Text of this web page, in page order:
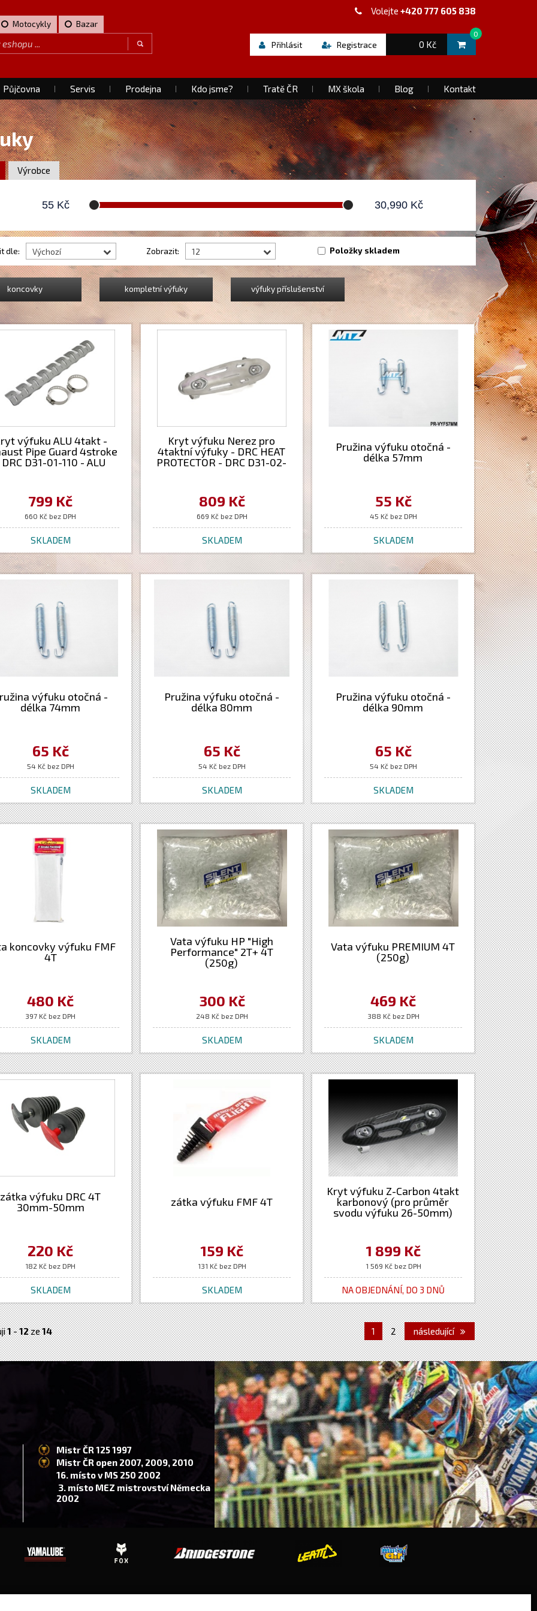
Volejte +420 777 605 838
Motocykly Bazar
0 Kč
0
Přihlásit Registrace
Půjčovna Servis Prodejna Kdo jsme? Tratě ČR MX škola Blog Kontakt
Výrobce
55 Kč 30,990Kč
dle: Výchozí Zobrazit: 12 Položky skladem
koncovky kompletní výfuky výfuky příslušenství
výfuku ALU 4takt -
Pipe Guard 4stroke
D31-01-110 - ALU
799 Kč
660 Kč bez DPH
SKLADEM
Kryt výfuku Nerez pro
4taktní výfuky - DRC HEAT
PROTECTOR - DRC D31-02-
809 Kč
669 Kč bez DPH
SKLADEM
Pružina výfuku otočná -
délka 57mm
55 Kč
45 Kč bez DPH
SKLADEM
výfuku otočná -
délka 74mm
65 Kč
54 Kč bez DPH
SKLADEM
Pružina výfuku otočná -
délka 80mm
65 Kč
54 Kč bez DPH
SKLADEM
Pružina výfuku otočná -
délka 90mm
65 Kč
54 Kč bez DPH
SKLADEM
koncovky výfuku FMF
4T
480 Kč
397 Kč bez DPH
SKLADEM
Vata výfuku HP "High
Performance" 2T+ 4T
(250g)
300 Kč
248 Kč bez DPH
SKLADEM
Vata výfuku PREMIUM 4T
(250g)
469 Kč
388 Kč bez DPH
SKLADEM
zátka výfuku DRC 4T
30mm-50mm
220 Kč
182 Kč bez DPH
SKLADEM
zátka výfuku FMF 4T
159 Kč
131 Kč bez DPH
SKLADEM
Kryt výfuku Z-Carbon 4takt
karbonový (pro průměr
svodu výfuku 26-50mm)
1 899 Kč
1 569 Kč bez DPH
NA OBJEDNÁNÍ, DO 3 DNŮ
1-12ze14 1 2 následující
Mistr ČR 125 1997
Mistr ČR open 2007, 2009, 2010
16. místo v MS 250 2002
3. místo MEZ mistrovství Německa
2002